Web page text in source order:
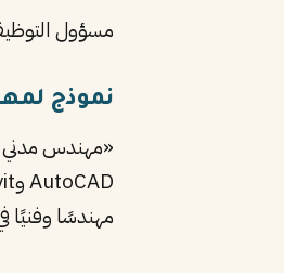
مسؤول
نموذج لمهندس
مهندسًا وفنيًا